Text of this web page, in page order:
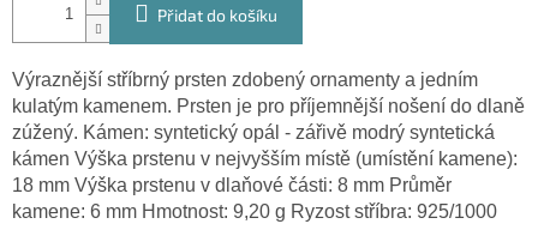
Přidat do košíku
Výraznější stříbrný prsten zdobený ornamenty a jedním
kulatým kamenem. Prsten je pro příjemnější nošení do dlaně
zúžený. Kámen: syntetický opál - zářivě modrý syntetická
kámen Výška prstenu v nejvyšším místě (umístění kamene):
18 mm Výška prstenu v dlaňové části: 8 mm Průměr
kamene: 6 mm Hmotnost: 9,20 g Ryzost stříbra: 925/1000